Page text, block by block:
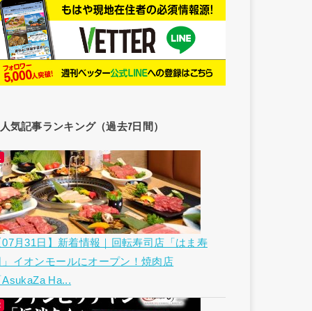
人気記事ランキング（過去7日間）
07月31日】新着情報｜回転寿司店「はま寿
」イオンモールにオープン！焼肉店
AsukaZa Ha...